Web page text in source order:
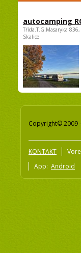
autocamping
Třída.T.G.Masaryka
Skalice
Copyright© 2009
KONTAKT
App: Android